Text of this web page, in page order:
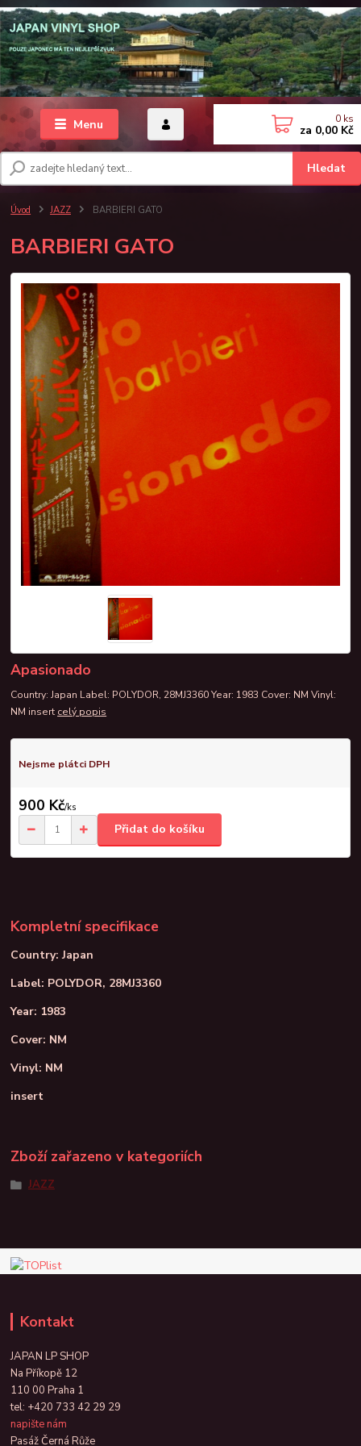
Menu
Hledat
0 ks
za 0,00 Kč
Úvod JAZZ BARBIERI GATO
BARBIERI GATO
Apasionado
Country: Japan Label: POLYDOR, 28MJ3360 Year: 1983 Cover: NM Vinyl:
NM insert celý popis
Nejsme plátci DPH
900 Kč/ks
Přidat do košíku
Kompletní specifikace
Country: Japan
Label: POLYDOR, 28MJ3360
Year: 1983
Cover: NM
Vinyl: NM
insert
Zboží zařazeno v kategoriích
JAZZ
Kontakt
JAPAN LP SHOP
Na Příkopě 12
110 00 Praha 1
tel: +420 733 42 29 29
napište nám
Pasáž Černá Růže